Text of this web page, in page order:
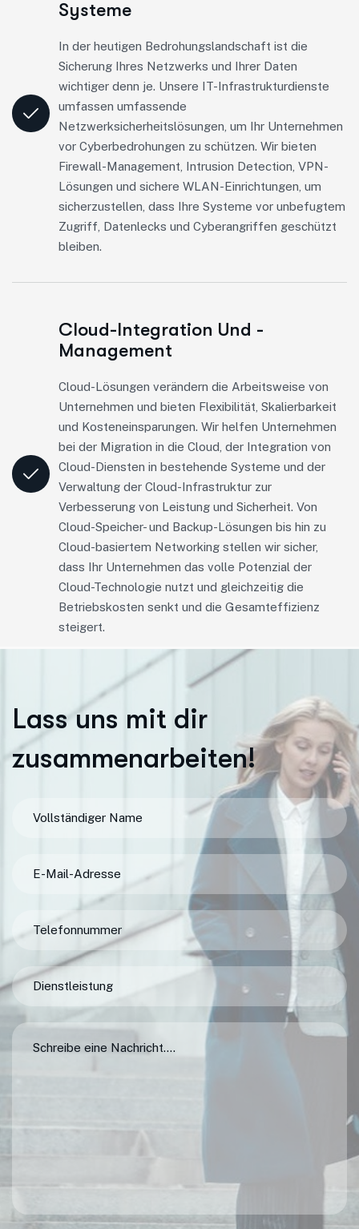
Systeme
In der heutigen Bedrohungslandschaft ist die
Sicherung Ihres Netzwerks und Ihrer Daten
wichtiger denn je. Unsere IT-Infrastrukturdienste
umfassen umfassende
Netzwerksicherheitslösungen, um Ihr Unternehmen
vor Cyberbedrohungen zu schützen. Wir bieten
Firewall-Management, Intrusion Detection, VPN-
Lösungen und sichere WLAN-Einrichtungen, um
sicherzustellen, dass Ihre Systeme vor unbefugtem
Zugriff, Datenlecks und Cyberangriffen geschützt
bleiben.
Cloud-Integration Und -
Management
Cloud-Lösungen verändern die Arbeitsweise von
Unternehmen und bieten Flexibilität, Skalierbarkeit
und Kosteneinsparungen. Wir helfen Unternehmen
bei der Migration in die Cloud, der Integration von
Cloud-Diensten in bestehende Systeme und der
Verwaltung der Cloud-Infrastruktur zur
Verbesserung von Leistung und Sicherheit. Von
Cloud-Speicher- und Backup-Lösungen bis hin zu
Cloud-basiertem Networking stellen wir sicher,
dass Ihr Unternehmen das volle Potenzial der
Cloud-Technologie nutzt und gleichzeitig die
Betriebskosten senkt und die Gesamteffizienz
steigert.
Lass uns mit dir
zusammenarbeiten!